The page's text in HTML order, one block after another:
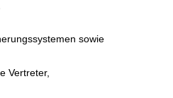
sowie
Vertreter,